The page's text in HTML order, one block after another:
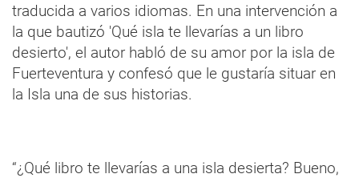
traducida a varios idiomas. En una intervención a
la que bautizó 'Qué isla te llevarías a un libro
desierto', el autor habló de su amor por la isla de
Fuerteventura y confesó que le gustaría situar en
la Isla una de sus historias.
“¿Qué libro te llevarías a una isla desierta? Bueno,